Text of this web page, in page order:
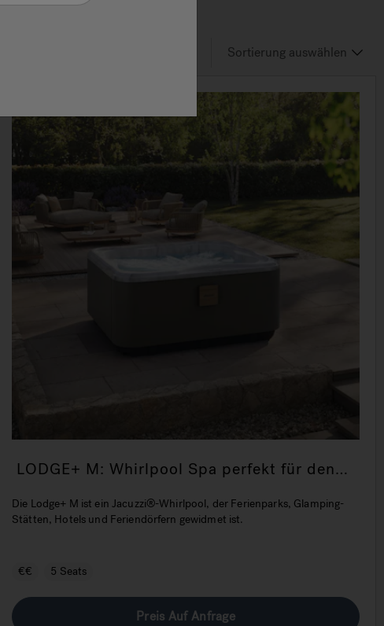
LODGE+ M: Whirlpool Spa perfekt für den
Die Lodge+ M ist ein Jacuzzi®-Whirlpool, der Ferienparks, Glamping-
Stätten, Hotels und Feriendörfern gewidmet ist.
€€ 5 Seats
Preis Auf Anfrage